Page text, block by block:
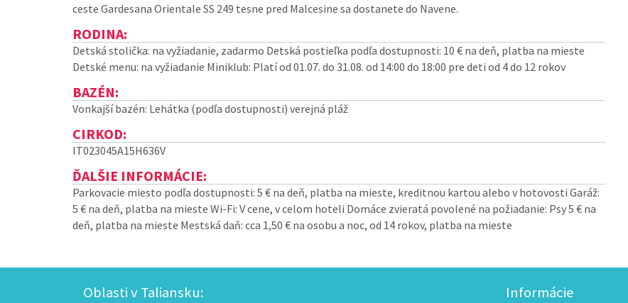
ceste Gardesana Orientale SS 249 tesne pred Malcesine sa dostanete do Navene.
RODINA:
Detská stolička: na vyžiadanie, zadarmo Detská postieľka podľa dostupnosti: 10 € na deň, platba na mieste
Detské menu: na vyžiadanie Miniklub: Platí od 01.07. do 31.08. od 14:00 do 18:00 pre deti od 4 do 12 rokov
BAZÉN:
Vonkajší bazén: Lehátka (podľa dostupnosti) verejná pláž
CIRKOD:
IT023045A15H636V
ĎALŠIE INFORMÁCIE:
Parkovacie miesto podľa dostupnosti: 5 € na deň, platba na mieste, kreditnou kartou alebo v hotovosti Garáž:
5 € na deň, platba na mieste Wi-Fi: V cene, v celom hoteli Domáce zvieratá povolené na požiadanie: Psy 5 € na
deň, platba na mieste Mestská daň: cca 1,50 € na osobu a noc, od 14 rokov, platba na mieste
Oblasti v Taliansku: Informácie